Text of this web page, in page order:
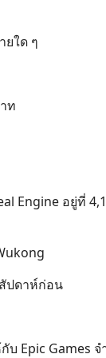
ใด ๆ
ท
Engine อยู่ที่
ปดาห์ก่อน
บ Epic Games จ